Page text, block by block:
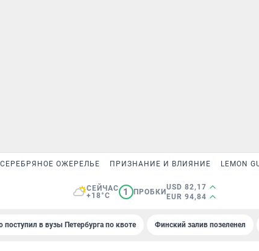
СЕРЕБРЯНОЕ ОЖЕРЕЛЬЕ ПРИЗНАНИЕ И ВЛИЯНИЕ LEMON
СЕЙЧАС
+18°C
1 ПРОБКИ
USD 82,17
EUR 94,84
поступил в вузы Петербурга по квоте Финский залив позеленел